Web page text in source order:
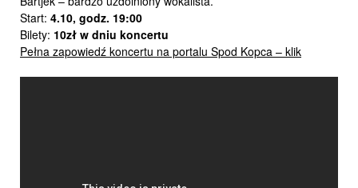
Start: 4.10, godz. 19:00
Bilety: 10zł w dniu koncertu
Pełna zapowiedź koncertu na portalu Spod Kopca – klik